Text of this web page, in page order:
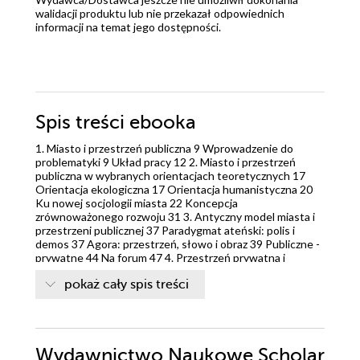
walidacji produktu lub nie przekazał odpowiednich
informacji na temat jego dostępności.
Spis treści ebooka
1. Miasto i przestrzeń publiczna 9 Wprowadzenie do
problematyki 9 Układ pracy 12 2. Miasto i przestrzeń
publiczna w wybranych orientacjach teoretycznych 17
Orientacja ekologiczna 17 Orientacja humanistyczna 20
Ku nowej socjologii miasta 22 Koncepcja
zrównoważonego rozwoju 31 3. Antyczny model miasta i
przestrzeni publicznej 37 Paradygmat ateński: polis i
demos 37 Agora: przestrzeń, słowo i obraz 39 Publiczne -
prywatne 44 Na forum 47 4. Przestrzeń prywatna i
Bieguny jednego kontinuum 50 Sfera publiczna: model
społeczna - wokół pojęcia 68 Wytwarzanie przestrzeni
a dobro wspólne 90 Czyje dobro? 90 Dobro mieszane 92 7.
pokaż cały spis treści
Wydawnictwo Naukowe Scholar